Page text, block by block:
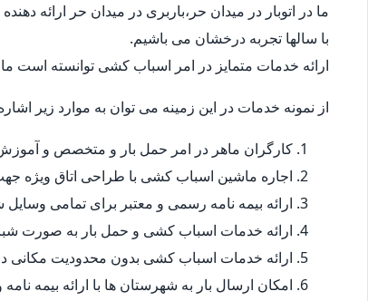
ما در اتوبار در میدان حر،باربری در میدان حر ارائه
با سالها تجربه درخشان می باشیم.
ارائه خدمات متمایز در امر اسباب کشی توانسته است
از نمونه خدمات در این زمینه می توان به موارد زیر
کارگران ماهر در امر حمل بار و متخصص و آموزش
اجاره ماشین اسباب کشی با طراحی اتاق ویژه
ارائه بیمه نامه رسمی و معتبر برای تمامی
ارائه خدمات اسباب کشی و حمل بار به صورت
ارائه خدمات اسباب کشی بدون محدودیت مکانی
امکان ارسال بار به شهرستان ها با ارائه بیمه